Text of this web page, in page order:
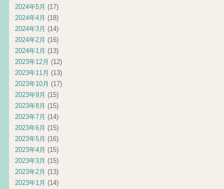
2024年5月 (17)
2024年4月 (18)
2024年3月 (14)
2024年2月 (16)
2024年1月 (13)
2023年12月 (12)
2023年11月 (13)
2023年10月 (17)
2023年9月 (15)
2023年8月 (15)
2023年7月 (14)
2023年6月 (15)
2023年5月 (16)
2023年4月 (15)
2023年3月 (15)
2023年2月 (13)
2023年1月 (14)